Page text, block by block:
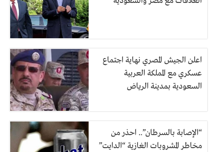
اعلن الجيش المصري نهاية اجتماع
عسكري مع المملكة العربية
السعودية بمدينة الرياض
“الإصابة بالسرطان”.. احذر من
مخاطر المشروبات الغازية “الدايت”